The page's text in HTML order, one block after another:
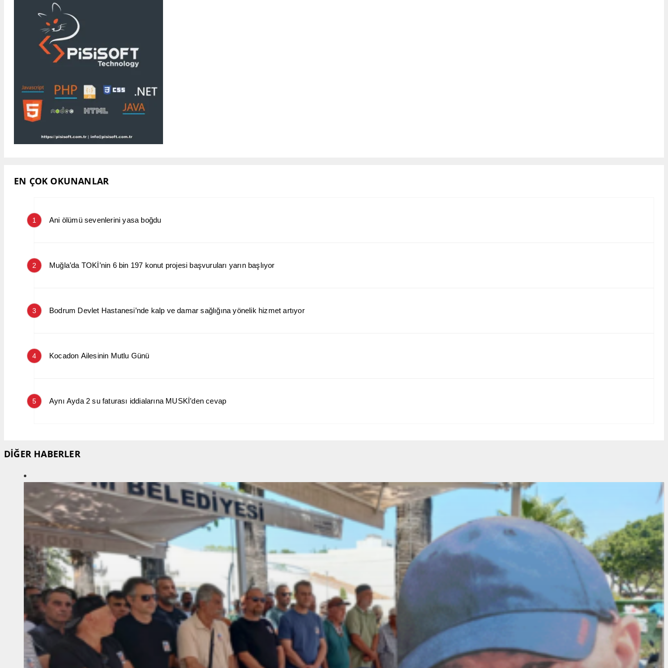
EN ÇOK OKUNANLAR
1 Ani ölümü sevenlerini yasa boğdu
2 Muğla’da TOKİ’nin 6 bin 197 konut projesi başvuruları yarın başlıyor
3 Bodrum Devlet Hastanesi’nde kalp ve damar sağlığına yönelik hizmet artıyor
4 Kocadon Ailesinin Mutlu Günü
5 Aynı Ayda 2 su faturası iddialarına MUSKİ’den cevap
DİĞER HABERLER